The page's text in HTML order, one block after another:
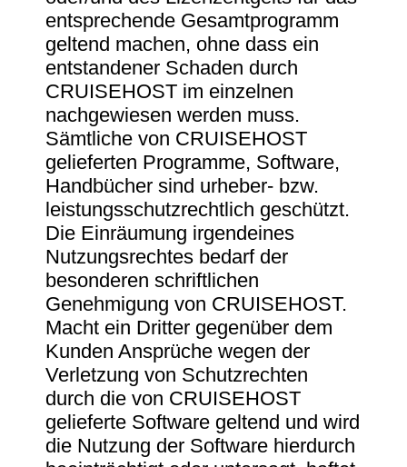
entsprechende Gesamtprogramm
geltend machen, ohne dass ein
entstandener Schaden durch
CRUISEHOST im einzelnen
nachgewiesen werden muss.
Sämtliche von CRUISEHOST
gelieferten Programme, Software,
Handbücher sind urheber- bzw.
leistungsschutzrechtlich geschützt.
Die Einräumung irgendeines
Nutzungsrechtes bedarf der
besonderen schriftlichen
Genehmigung von CRUISEHOST.
Macht ein Dritter gegenüber dem
Kunden Ansprüche wegen der
Verletzung von Schutzrechten
durch die von CRUISEHOST
gelieferte Software geltend und wird
die Nutzung der Software hierdurch